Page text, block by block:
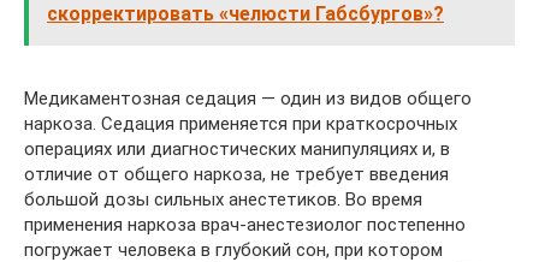
скорректировать «челюсти Габсбургов»?
Медикаментозная седация — один из видов общего
наркоза. Седация применяется при краткосрочных
операциях или диагностических манипуляциях и, в
отличие от общего наркоза, не требует введения
большой дозы сильных анестетиков. Во время
применения наркоза врач-анестезиолог постепенно
погружает человека в глубокий сон, при котором